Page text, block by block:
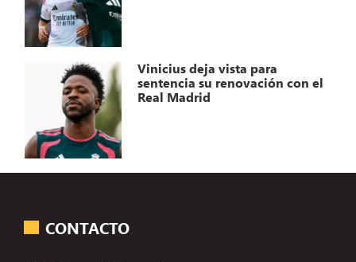
Vinicius deja vista para
sentencia su renovación con el
Real Madrid
CONTACTO